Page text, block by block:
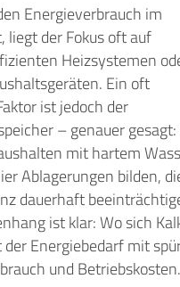
Energieverbrauch im
liegt der Fokus oft auf
Heizsystemen
Ein oft
ist jedoch der
– genauer
mit hartem
Ablagerungen bilden,
dauerhaft
ist klar: Wo sich
Energiebedarf mit
und Betriebskosten.